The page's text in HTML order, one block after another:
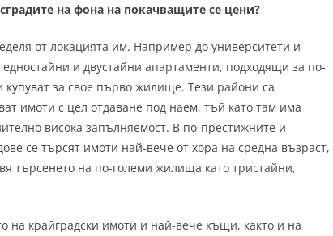
на фона на покачващите се цени?
от локацията им. Например до университети и
и двустайни апартаменти, подходящи за по-
купуват за свое първо жилище. Тези райони са
имоти с цел отдаване под наем, тъй като там има
висока запълняемост. В по-престижните и
се търсят имоти най-вече от хора на средна възраст,
търсенето на по-големи жилища като тристайни,
на крайградски имоти и най-вече къщи, както и на